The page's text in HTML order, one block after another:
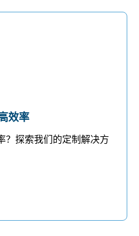
效率
？探索我们的定制解决方